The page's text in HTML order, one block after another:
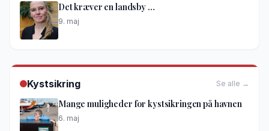
Det kræver en landsby …
9. maj
Kystsikring Se alle →
Mange muligheder for kystsikringen på havnen
6. maj